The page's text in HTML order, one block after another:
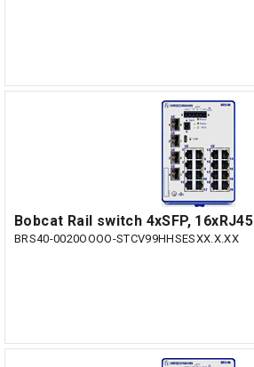
Bobcat Rail switch 4xSFP, 16xRJ45
BRS40-0020OOOO-STCV99HHSESXX.X.XX